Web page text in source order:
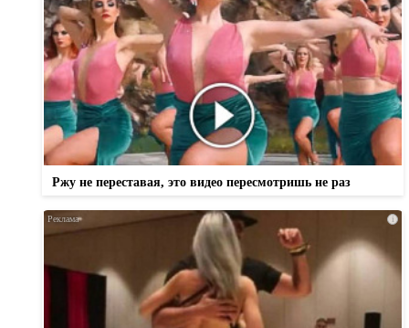
Ржу не переставая, это видео пересмотришь не раз
i